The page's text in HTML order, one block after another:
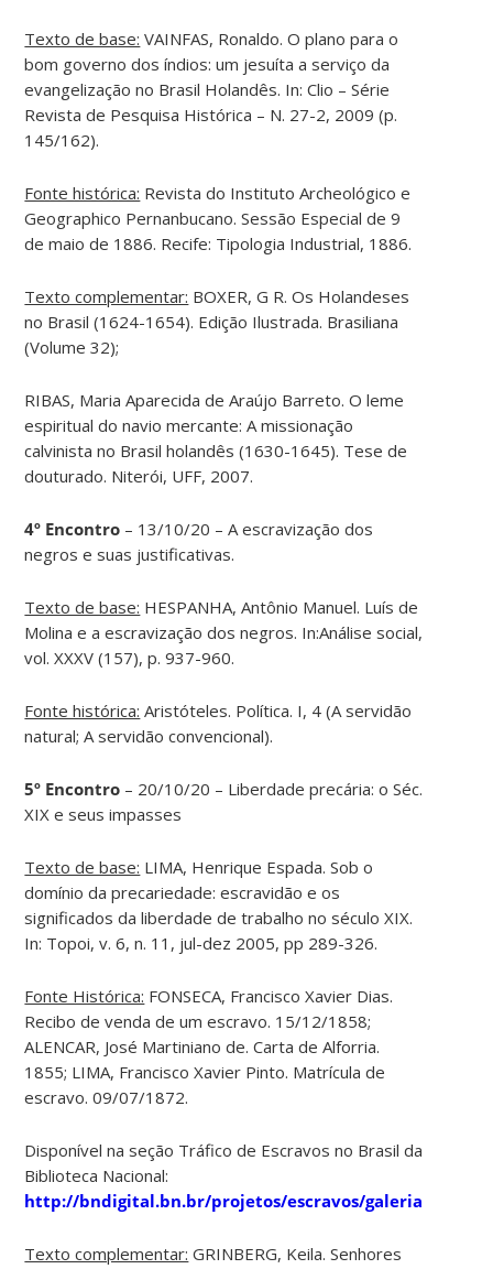
Texto de base: VAINFAS, Ronaldo. O plano para o
bom governo dos índios: um jesuíta a serviço da
evangelização no Brasil Holandês. In: Clio – Série
Revista de Pesquisa Histórica – N. 27-2, 2009 (p.
145/162).
Fonte histórica: Revista do Instituto Archeológico e
Geographico Pernanbucano. Sessão Especial de 9
de maio de 1886. Recife: Tipologia Industrial, 1886.
Texto complementar: BOXER, G R. Os Holandeses
no Brasil (1624-1654). Edição Ilustrada. Brasiliana
(Volume 32);
RIBAS, Maria Aparecida de Araújo Barreto. O leme
espiritual do navio mercante: A missionação
calvinista no Brasil holandês (1630-1645). Tese de
douturado. Niterói, UFF, 2007.
4º Encontro – 13/10/20 – A escravização dos
negros e suas justificativas.
Texto de base: HESPANHA, Antônio Manuel. Luís de
Molina e a escravização dos negros. In:Análise social,
vol. XXXV (157), p. 937-960.
Fonte histórica: Aristóteles. Política. I, 4 (A servidão
natural; A servidão convencional).
5º Encontro – 20/10/20 – Liberdade precária: o Séc.
XIX e seus impasses
Texto de base: LIMA, Henrique Espada. Sob o
domínio da precariedade: escravidão e os
significados da liberdade de trabalho no século XIX.
In: Topoi, v. 6, n. 11, jul-dez 2005, pp 289-326.
Fonte Histórica: FONSECA, Francisco Xavier Dias.
Recibo de venda de um escravo. 15/12/1858;
ALENCAR, José Martiniano de. Carta de Alforria.
1855; LIMA, Francisco Xavier Pinto. Matrícula de
escravo. 09/07/1872.
Disponível na seção Tráfico de Escravos no Brasil da
Biblioteca Nacional:
http://bndigital.bn.br/projetos/escravos/
Texto complementar: GRINBERG, Keila. Senhores